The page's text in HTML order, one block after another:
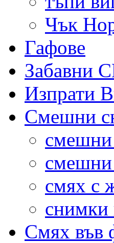
Чък
Гафове
Забавни
Изпрати
Смешни
смешни
смешни
смях с
снимки
Смях във